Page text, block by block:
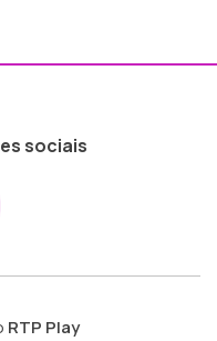
sociais
ao
RTP Play